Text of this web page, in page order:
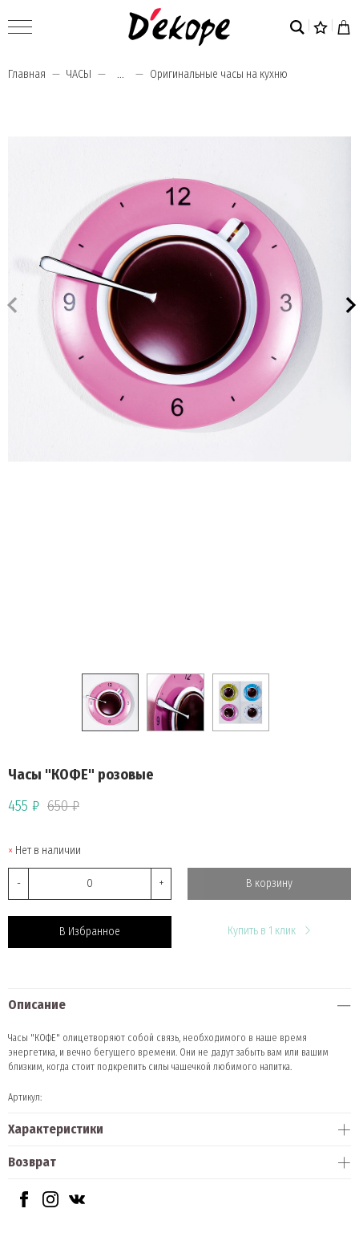
Главная ЧАСЫ ... Оригинальные часы на кухню
Часы "КОФЕ" розовые
455 ₽ 650 ₽
Нет в наличии
- + В корзину
В Избранное Купить в 1 клик
Описание
Часы "КОФЕ" олицетворяют собой связь, необходимого в наше время
энергетика, и вечно бегущего времени. Они не дадут забыть вам или вашим
близким, когда стоит подкрепить силы чашечкой любимого напитка.
Артикул:
Характеристики
Возврат